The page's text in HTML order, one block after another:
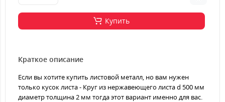
Купить
Краткое описание
Если вы хотите купить листовой металл, но вам нужен
только кусок листа - Круг из нержавеющего листа d 500 мм
диаметр толщина 2 мм тогда этот вариант именно для вас.